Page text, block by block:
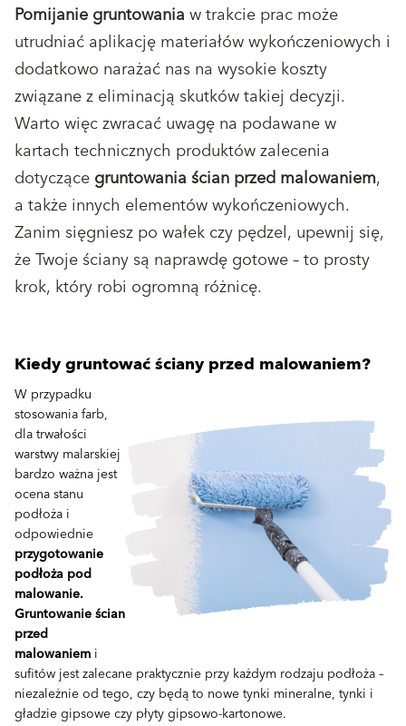
Pomijanie gruntowaniaw trakcie prac może
utrudniać aplikację materiałów wykończeniowych i
dodatkowo narażać nas na wysokie koszty
związane z eliminacją skutków takiej decyzji.
Warto więc zwracać uwagę na podawane w
kartach technicznych produktów zalecenia
dotyczącegruntowania ścian przed malowaniem,
a także innych elementów wykończeniowych.
Zanim sięgniesz po wałek czy pędzel, upewnij się,
że Twoje ściany są naprawdę gotowe – to prosty
krok, który robi ogromną różnicę.
Kiedy gruntować ściany przed malowaniem?
W przypadku
stosowania farb,
dla trwałości
warstwy malarskiej
bardzo ważna jest
ocena stanu
podłoża i
odpowiednie
przygotowanie
podłoża pod
malowanie.
Gruntowanie ścian
przed
malowaniem i
sufitów jest zalecane praktycznie przy każdym rodzaju podłoża –
niezależnie od tego, czy będą to nowe tynki mineralne, tynki i
gładzie gipsowe czy płyty gipsowo-kartonowe.